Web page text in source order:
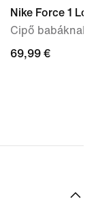
Nike Force 1 Low
Cipő babáknak
69,99
69,99 €